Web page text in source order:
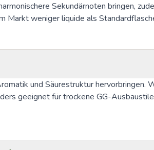
Sekundärnoten bringen,
Markt weniger liquide als
und Säurestruktur hervorbringen.
geeignet für trockene GG-